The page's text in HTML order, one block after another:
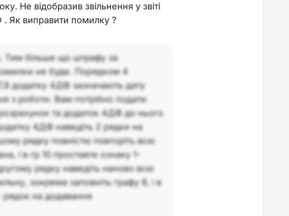
Не відобразив звільнення у звіті
Як виправити помилку ?
Тим більше що штрафу за
не буде. Порядком 4
додатку 4ДФ зазначають дату
з роботи. Вам потрібно подати
та додаток 4ДФ до нього
4ДФ наведіть 2 рядки на
рядку повністю повторіть всю
і в гр 10 проставте ознаку 1-
рядку наведіть наново всю
зокрема заповніть графу 8, і в
рядок на додавання